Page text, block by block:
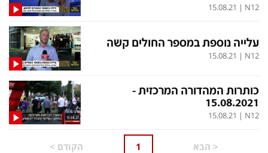
N12
|
15.08.21
15.08.2021
N12
|
15.08.21
1